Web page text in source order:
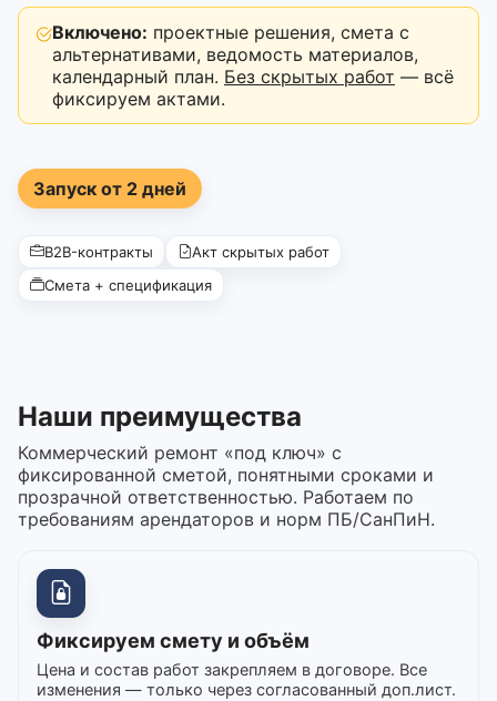
Включено: проектные решения, смета с
альтернативами, ведомость материалов,
календарный план. Без скрытых работ — всё
фиксируем актами.
Запуск от 2 дней
B2B-контракты
Акт скрытых работ
Смета + спецификация
Наши преимущества
Коммерческий ремонт «под ключ» с
фиксированной сметой, понятными сроками и
прозрачной ответственностью. Работаем по
требованиям арендаторов и норм ПБ/СанПиН.
Фиксируем смету и объём
Цена и состав работ закрепляем в договоре. Все
изменения — только через согласованный доп.лист.